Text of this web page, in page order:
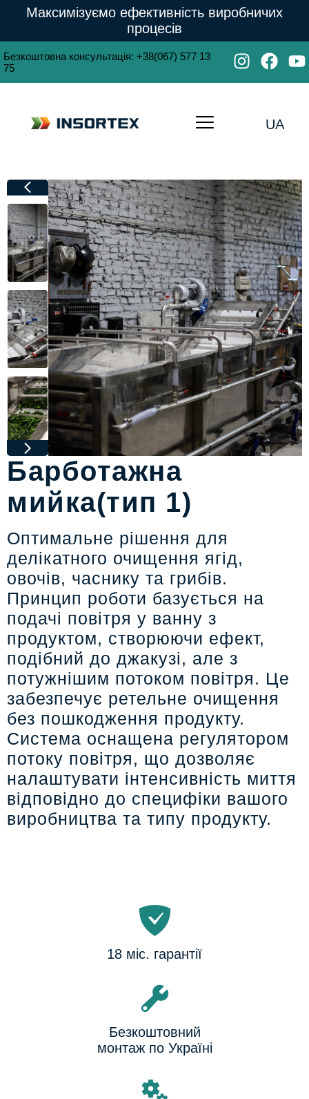
Максимізуємо ефективність виробничих
процесів
Безкоштовна консультація: +38(067) 577 13
75
UA
Барботажна
мийка(тип 1)
Оптимальне рішення для
делікатного очищення ягід,
овочів, часнику та грибів.
Принцип роботи базується на
подачі повітря у ванну з
продуктом, створюючи ефект,
подібний до джакузі, але з
потужнішим потоком повітря. Це
забезпечує ретельне очищення
без пошкодження продукту.
Система оснащена регулятором
потоку повітря, що дозволяє
налаштувати інтенсивність миття
відповідно до специфіки вашого
виробництва та типу продукту.
18 міс. гарантії
Безкоштовний
монтаж по Україні